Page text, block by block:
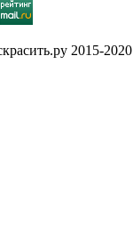
2015-